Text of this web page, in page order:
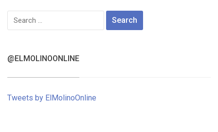
Search
for:
@ELMOLINOONLINE
Tweets by ElMolinoOnline